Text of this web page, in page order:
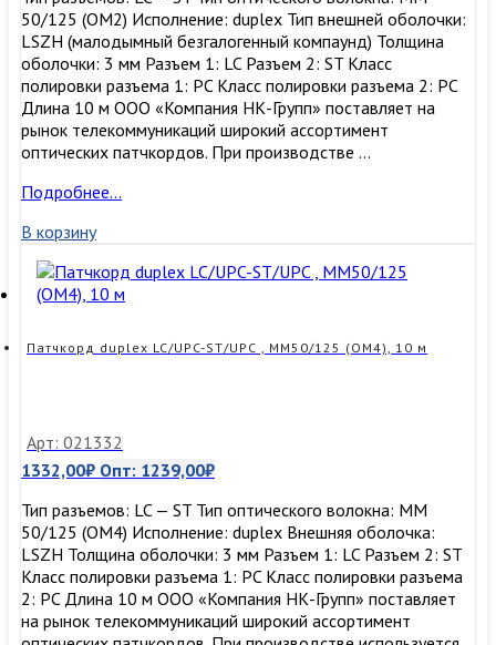
50/125 (ОМ2) Исполнение: duplex Тип внешней оболочки:
LSZH (малодымный безгалогенный компаунд) Толщина
оболочки: 3 мм Разъем 1: LC Разъем 2: ST Класс
полировки разъема 1: PC Класс полировки разъема 2: PC
Длина 10 м ООО «Компания НК-Групп» поставляет на
рынок телекоммуникаций широкий ассортимент
оптических патчкордов. При производстве …
Патчкорд
LC/UPC-
ST/UPC
MM50/125,
м
Подробнее…
В корзину
Патчкорд duplex LC/UPC-ST/UPC , MM50/125 (ОМ4), 10 м
Арт: 021332
1332,00₽ Опт: 1239,00₽
Тип разъемов: LC — ST Тип оптического волокна: MM
50/125 (OM4) Исполнение: duplex Внешняя оболочка:
LSZH Толщина оболочки: 3 мм Разъем 1: LC Разъем 2: ST
Класс полировки разъема 1: PC Класс полировки разъема
2: PC Длина 10 м ООО «Компания НК-Групп» поставляет
на рынок телекоммуникаций широкий ассортимент